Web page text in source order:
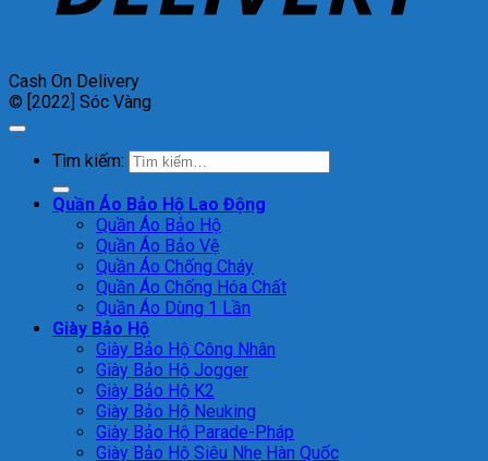
Cash On Delivery
© [2022] Sóc Vàng
Tìm kiếm:
Quần Áo Bảo Hộ Lao Động
Quần Áo Bảo Hộ
Quần Áo Bảo Vệ
Quần Áo Chống Cháy
Quần Áo Chống Hóa Chất
Quần Áo Dùng 1 Lần
Giày Bảo Hộ
Giày Bảo Hộ Công Nhân
Giày Bảo Hộ Jogger
Giày Bảo Hộ K2
Giày Bảo Hộ Neuking
Giày Bảo Hộ Parade-Pháp
Giày Bảo Hộ Siêu Nhẹ Hàn Quốc